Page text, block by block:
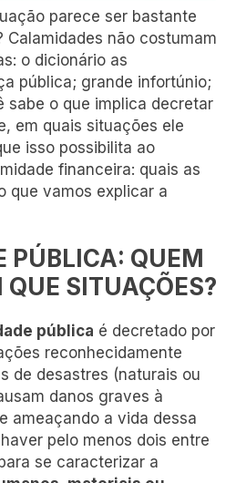
parece ser bastante
Calamidades não costumam
o dicionário as
pública; grande infortúnio;
sabe o que implica decretar
em quais situações ele
isso possibilita ao
financeira: quais as
que vamos explicar a
PÚBLICA: QUEM
SITUAÇÕES?
pública é decretado por
reconhecidamente
de desastres (naturais ou
danos graves à
ameaçando a vida dessa
pelo menos dois entre
se caracterizar a